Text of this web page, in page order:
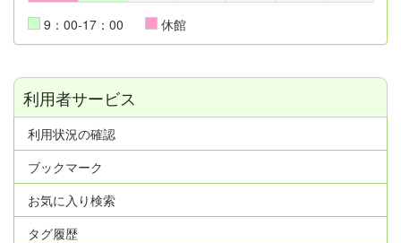
9：00-17：00 休館
利用者サービス
利用状況の確認
ブックマーク
お気に入り検索
タグ履歴